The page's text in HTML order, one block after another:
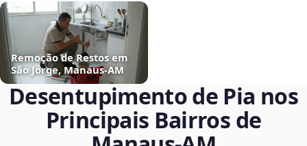
Remoção de Restos em
São Jorge, Manaus‑AM
Desentupimento de Pia nos
Principais Bairros de